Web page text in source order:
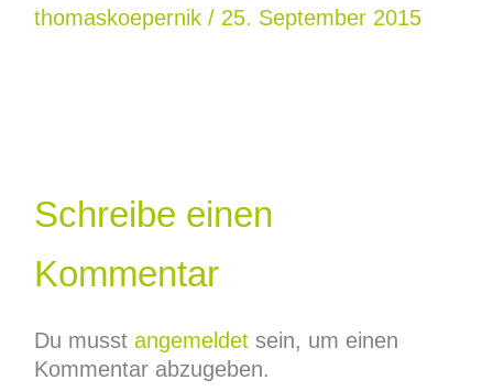
thomaskoepernik / 25. September 2015
Schreibe einen
Kommentar
Du musst angemeldetsein, um einen
Kommentar abzugeben.